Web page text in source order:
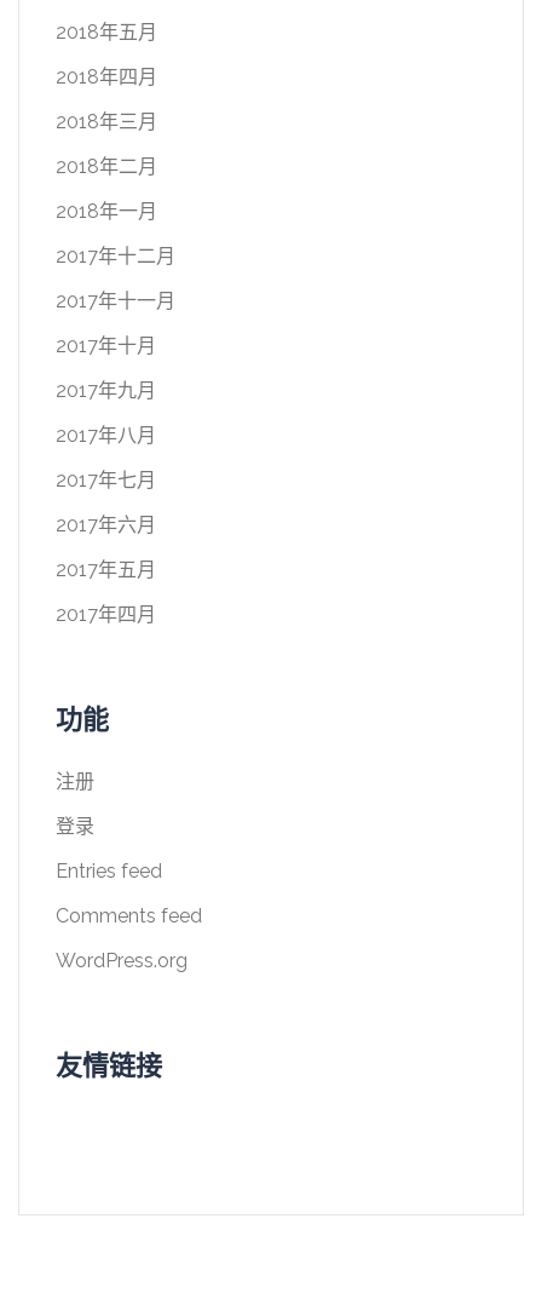
2018年五月
2018年四月
2018年三月
2018年二月
2018年一月
2017年十二月
2017年十一月
2017年十月
2017年九月
2017年八月
2017年七月
2017年六月
2017年五月
2017年四月
功能
注册
登录
Entries feed
Comments feed
WordPress.org
友情链接